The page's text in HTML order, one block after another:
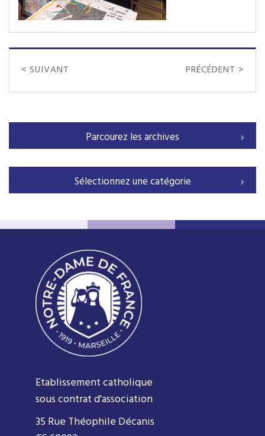
< SUIVANT PRÉCÉDENT >
Parcourez les archives
Sélectionnez une catégorie
Etablissement catholique
sous contrat d'association
35 Rue Théophile Décanis